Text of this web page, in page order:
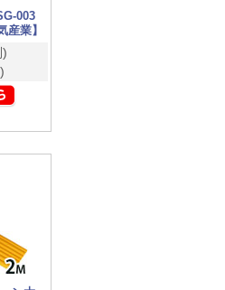
003
業】
)